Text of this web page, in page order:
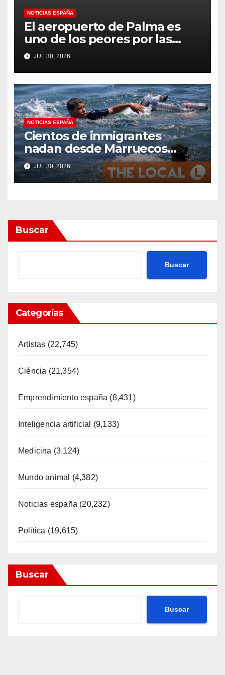
NOTICIAS ESPAÑA
El aeropuerto de Palma es
uno de los peores por las
colas en el control fronterizo
EES para los británicos que se
dirigen a Mallorca según
Which?
JUL 30, 2026
NOTICIAS ESPAÑA
Cientos de inmigrantes
nadan desde Marruecos
hasta el territorio español de
Ceuta
JUL 30, 2026
Buscar
Buscar
Categorías
Artistas (22,745)
Ciéncia (21,354)
Emprendimiento españa (8,431)
Inteligencia artificial (9,133)
Medicina (3,124)
Mundo animal (4,382)
Noticias españa (20,232)
Política (19,615)
Buscar
Buscar